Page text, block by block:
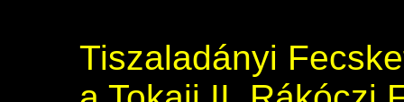
Tiszaladányi